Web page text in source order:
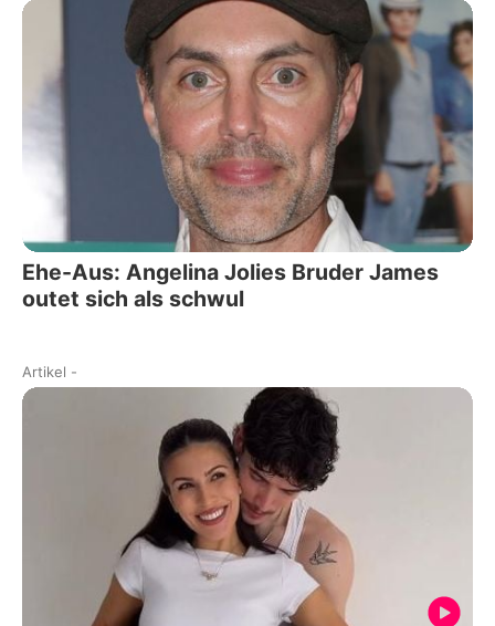
Ehe-Aus: Angelina Jolies Bruder James
outet sich als schwul
Artikel -